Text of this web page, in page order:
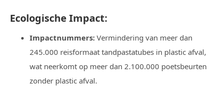
Ecologische Impact:
Impactnummers: Vermindering van meer dan
245.000 reisformaat tandpastatubes in plastic afval,
wat neerkomt op meer dan 2.100.000 poetsbeurten
zonder plastic afval.